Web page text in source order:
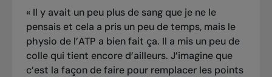
« Il y avait un peu plus de sang que je ne le
pensais et cela a pris un peu de temps, mais le
physio de l’ATP a bien fait ça. Il a mis un peu de
colle qui tient encore d’ailleurs. J’imagine que
c’est la façon de faire pour remplacer les points